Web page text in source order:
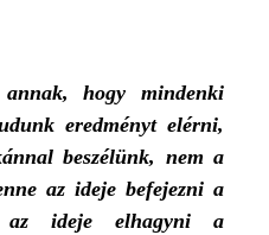
hogy mindenki
eredményt elérni,
beszélünk, nem a
az ideje befejezni a
ideje elhagyni a